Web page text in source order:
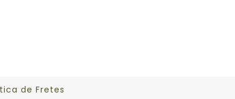
de Fretes